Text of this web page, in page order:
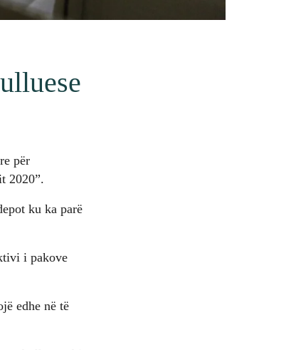
për
2020”.
ku ka parë
i pakove
edhe në të